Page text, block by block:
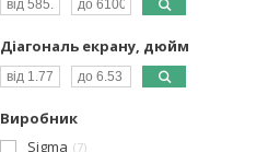
Діагональ екрану, дюйм
Виробник
Sigma
7